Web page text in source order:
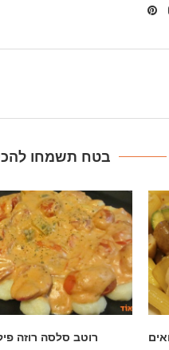
בטח תשמחו
רוטב אלי אוליו עגבניות